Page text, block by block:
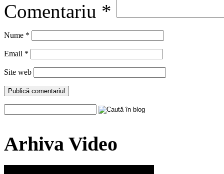
Comentariu *
Nume *
Email *
Site web
Arhiva Video